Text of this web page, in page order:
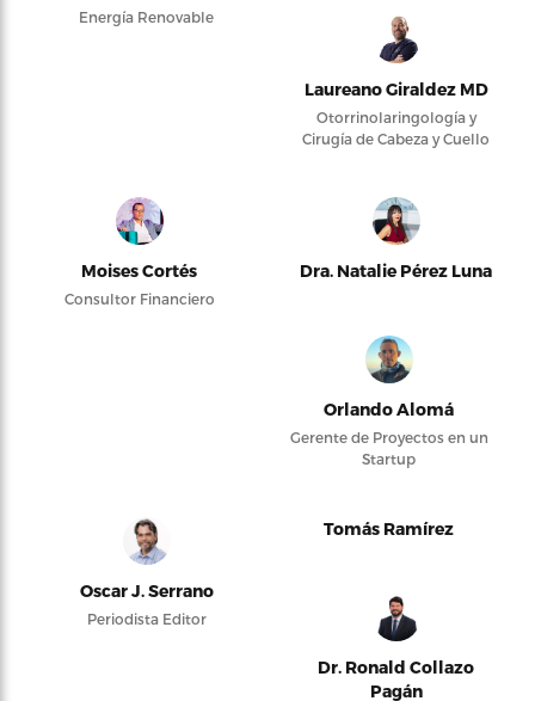
Energía Renovable
Laureano Giraldez MD
Otorrinolaringología y
Cirugía de Cabeza y Cuello
Moises Cortés
Consultor Financiero
Dra. Natalie Pérez Luna
Orlando Alomá
Gerente de Proyectos en un
Startup
Oscar J. Serrano
Periodista Editor
Tomás Ramírez
Dr. Ronald Collazo
Pagán